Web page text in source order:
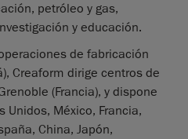
petróleo y gas,
y educación.
de fabricación
Creaform dirige centros de
(Francia), y dispone
Unidos, México, Francia,
China, Japón,